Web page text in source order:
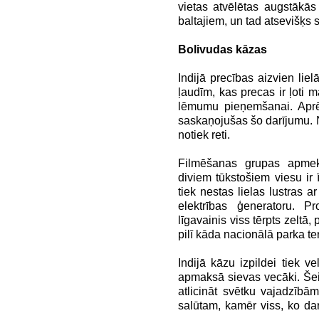
vietas atvēlētas
baltajiem, un tad atsevišķs
Bolivudas kāzas
Indijā precības aizvien
ļaudīm, kas precas ir ļoti
lēmumu pieņemšanai.
saskaņojušas šo darījumu.
notiek reti.
Filmēšanas grupas
diviem tūkstošiem viesu ir
tiek nestas lielas lustras
elektrības ģeneratoru.
līgavainis viss tērpts zeltā,
pilī kāda nacionālā parka
Indijā kāzu izpildei tiek
apmaksā sievas vecāki.
atlicināt svētku
salūtam, kamēr viss, ko